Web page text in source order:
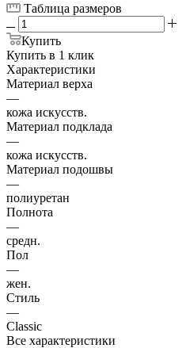
Таблица размеров
Купить
Купить в 1 клик
Характеристики
Материал верха
—
кожа искусств.
Материал подклада
—
кожа искусств.
Материал подошвы
—
полиуретан
Полнота
—
средн.
Пол
—
жен.
Стиль
—
Classic
Все характеристики